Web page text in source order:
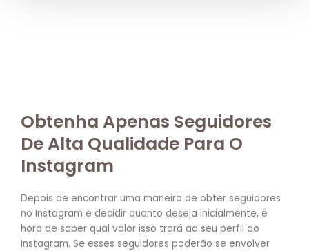
Obtenha Apenas Seguidores
De Alta Qualidade Para O
Instagram
Depois de encontrar uma maneira de obter seguidores
no Instagram e decidir quanto deseja inicialmente, é
hora de saber qual valor isso trará ao seu perfil do
Instagram. Se esses seguidores poderão se envolver